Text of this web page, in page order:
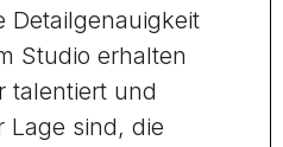
Detailgenauigkeit
Studio erhalten
talentiert und
Lage sind, die